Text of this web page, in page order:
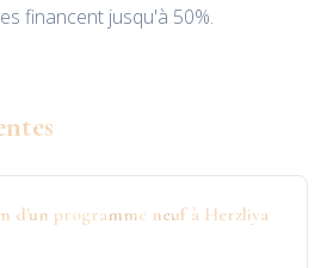
financent jusqu'à 50%.
d'un programme neuf à Herzliya